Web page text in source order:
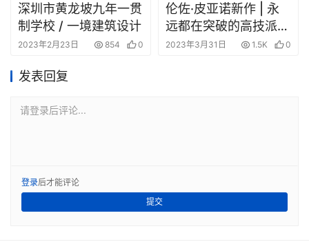
深圳市黄龙坡九年一贯
制学校 / 一境建筑设计
2023年2月23日 854 0
伦佐·皮亚诺新作 | 永
远都在突破的高技派建
筑大师
2023年3月31日 1.5K 0
发表回复
请登录后评论...
登录后才能评论
提交